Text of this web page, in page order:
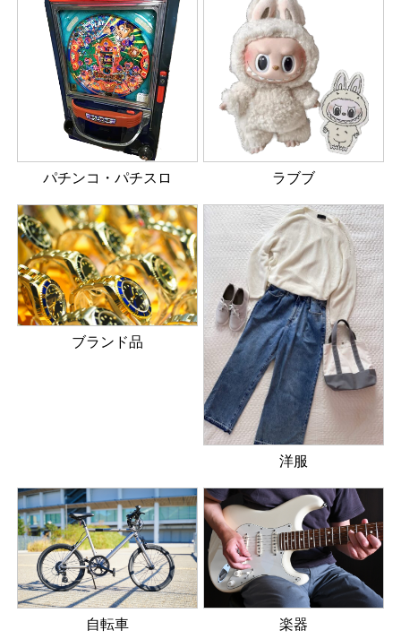
パチンコ・パチスロ ラブブ
ブランド品
洋服
自転車 楽器